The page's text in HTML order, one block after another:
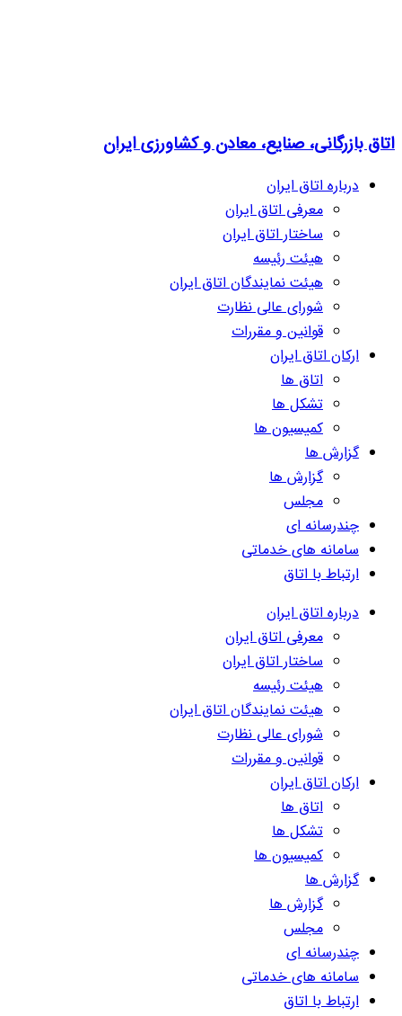
اتاق بازرگانی، صنایع، معادن و کشاورزی ایران
درباره اتاق ایران
معرفی اتاق ایران
ساختار اتاق ایران
هیئت رئیسه
هیئت نمایندگان اتاق ایران
شورای عالی نظارت
قوانین و مقررات
ارکان اتاق ایران
اتاق ها
تشکل ها
کمیسیون ها
گزارش ها
گزارش ها
مجلس
چندرسانه ای
سامانه های خدماتی
ارتباط با اتاق
درباره اتاق ایران
معرفی اتاق ایران
ساختار اتاق ایران
هیئت رئیسه
هیئت نمایندگان اتاق ایران
شورای عالی نظارت
قوانین و مقررات
ارکان اتاق ایران
اتاق ها
تشکل ها
کمیسیون ها
گزارش ها
گزارش ها
مجلس
چندرسانه ای
سامانه های خدماتی
ارتباط با اتاق